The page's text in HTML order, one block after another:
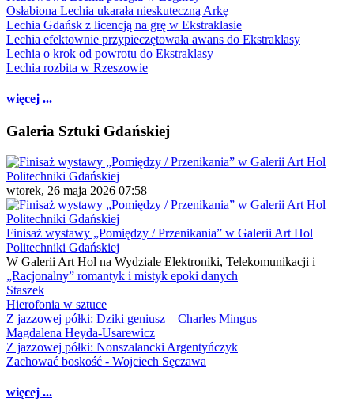
Osłabiona Lechia ukarała nieskuteczną Arkę
Lechia Gdańsk z licencją na grę w Ekstraklasie
Lechia efektownie przypieczętowała awans do Ekstraklasy
Lechia o krok od powrotu do Ekstraklasy
Lechia rozbita w Rzeszowie
więcej ...
Galeria Sztuki Gdańskiej
wtorek, 26 maja 2026 07:58
Finisaż wystawy „Pomiędzy / Przenikania” w Galerii Art Hol
Politechniki Gdańskiej
W Galerii Art Hol na Wydziale Elektroniki, Telekomunikacji i
„Racjonalny” romantyk i mistyk epoki danych
Staszek
Hierofonia w sztuce
Z jazzowej półki: Dziki geniusz – Charles Mingus
Magdalena Heyda-Usarewicz
Z jazzowej półki: Nonszalancki Argentyńczyk
Zachować boskość - Wojciech Sęczawa
więcej ...